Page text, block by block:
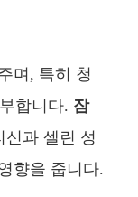
며, 특히 청
합니다. 잠
신과 셀린 성
향을 줍니다.